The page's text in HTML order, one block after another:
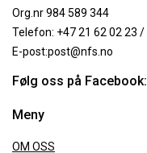
Org.nr 984 589 344
Telefon: +47 21 62 02 23 /
E-post:post@nfs.no
Følg oss på Facebook:
Meny
OM OSS